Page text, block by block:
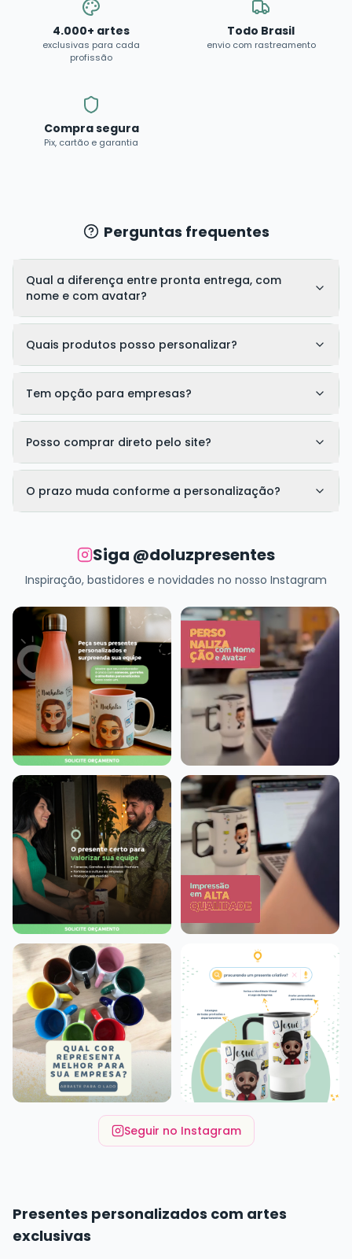
4.000+ artes
exclusivas para cada
profissão
Todo Brasil
envio com rastreamento
Compra segura
Pix, cartão e garantia
Perguntas frequentes
Qual a diferença entre pronta entrega, com
nome e com avatar?
Quais produtos posso personalizar?
Tem opção para empresas?
Posso comprar direto pelo site?
O prazo muda conforme a personalização?
Siga @doluzpresentes
Inspiração, bastidores e novidades no nosso Instagram
Seguir no Instagram
Presentes personalizados com artes
exclusivas